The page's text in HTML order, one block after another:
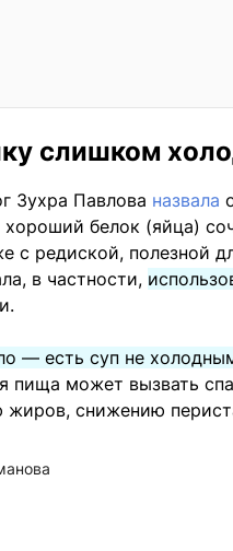
слишком
Зухра Павлова назвала
белок (яйца)
с редиской, полезной
в частности,
— есть суп не
пища может вызвать
снижению